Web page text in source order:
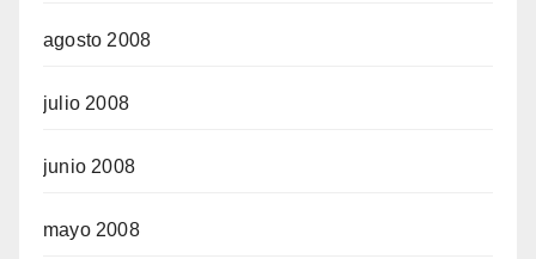
agosto 2008
julio 2008
junio 2008
mayo 2008